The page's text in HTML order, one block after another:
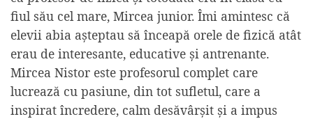
fiul său cel mare, Mircea junior. Îmi amintesc că
elevii abia așteptau să înceapă orele de fizică atât
erau de interesante, educative și antrenante.
Mircea Nistor este profesorul complet care
lucrează cu pasiune, din tot sufletul, care a
inspirat încredere, calm desăvârșit și a impus